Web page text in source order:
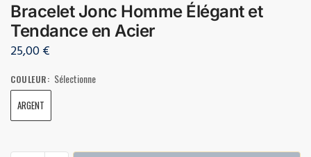
Bracelet Jonc Homme Élégant et
Tendance en Acier
25,00€
COULEUR: Sélectionne
ARGENT